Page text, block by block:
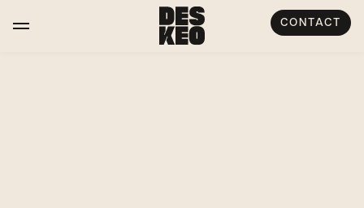
CONTACT